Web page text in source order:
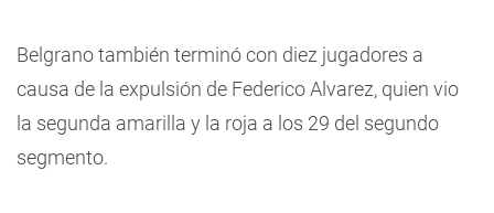
Belgrano también terminó con diez jugadores a
causa de la expulsión de Federico Alvarez, quien vio
la segunda amarilla y la roja a los 29 del segundo
segmento.